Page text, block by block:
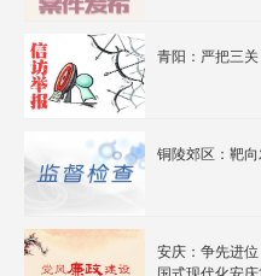
青阳：严把三
铜陵郊区：靶
安庆：争先进